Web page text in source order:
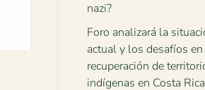
nazi?
Foro analizará la
actual y los desafíos
recuperación de
indígenas en Costa Rica